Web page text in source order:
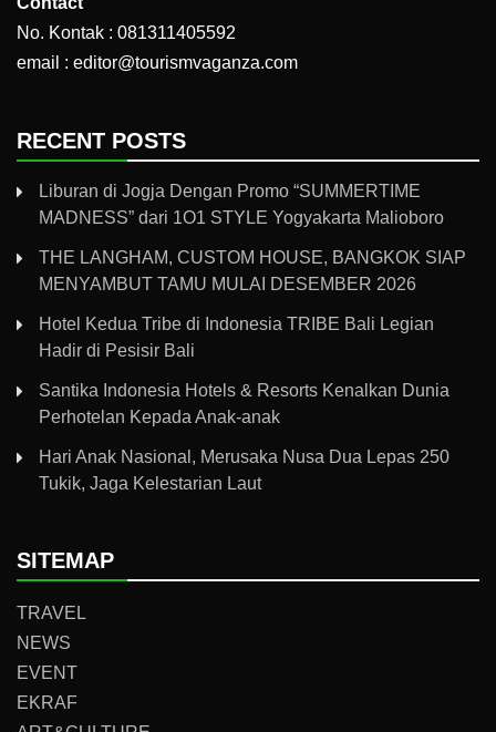
No. Kontak : 081311405592
email : editor@tourismvaganza.com
RECENT POSTS
Liburan di Jogja Dengan Promo “SUMMERTIME
MADNESS” dari 1O1 STYLE Yogyakarta Malioboro
THE LANGHAM, CUSTOM HOUSE, BANGKOK SIAP
MENYAMBUT TAMU MULAI DESEMBER 2026
Hotel Kedua Tribe di Indonesia TRIBE Bali Legian
Hadir di Pesisir Bali
Santika Indonesia Hotels & Resorts Kenalkan Dunia
Perhotelan Kepada Anak-anak
Hari Anak Nasional, Merusaka Nusa Dua Lepas 250
Tukik, Jaga Kelestarian Laut
SITEMAP
TRAVEL
NEWS
EVENT
EKRAF